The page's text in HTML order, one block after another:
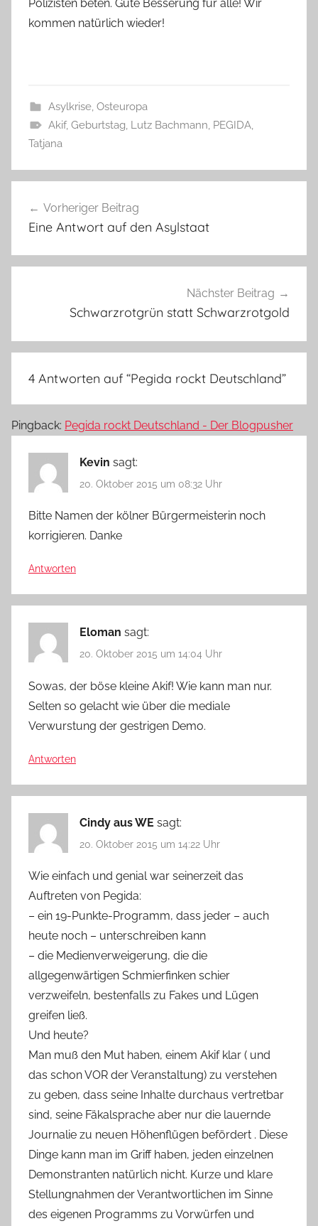
Polizisten beten. Gute Besserung für alle! Wir
kommen natürlich wieder!
Asylkrise, Osteuropa
Akif, Geburtstag, Lutz Bachmann, PEGIDA,
Tatjana
Vorheriger Beitrag
Eine Antwort auf den Asylstaat
Nächster Beitrag
Schwarzrotgrün statt Schwarzrotgold
4 Antworten auf “Pegida rockt Deutschland”
Pingback: Pegida rockt Deutschland - Der Blogpusher
Kevin sagt:
20. Oktober 2015 um 08:32 Uhr
Bitte Namen der kölner Bürgermeisterin noch
korrigieren. Danke
Antworten
Eloman sagt:
20. Oktober 2015 um 14:04 Uhr
Sowas, der böse kleine Akif! Wie kann man nur.
Selten so gelacht wie über die mediale
Verwurstung der gestrigen Demo.
Antworten
Cindy aus WE sagt:
20. Oktober 2015 um 14:22 Uhr
Wie einfach und genial war seinerzeit das
Auftreten von Pegida:
– ein 19-Punkte-Programm, dass jeder – auch
heute noch – unterschreiben kann
– die Medienverweigerung, die die
allgegenwärtigen Schmierfinken schier
verzweifeln, bestenfalls zu Fakes und Lügen
greifen ließ.
Und heute?
Man muß den Mut haben, einem Akif klar ( und
das schon VOR der Veranstaltung) zu verstehen
zu geben, dass seine Inhalte durchaus vertretbar
sind, seine Fäkalsprache aber nur die lauernde
Journalie zu neuen Höhenflügen befördert . Diese
Dinge kann man im Griff haben, jeden einzelnen
Demonstranten natürlich nicht. Kurze und klare
Stellungnahmen der Verantwortlichen im Sinne
des eigenen Programms zu Vorwürfen und